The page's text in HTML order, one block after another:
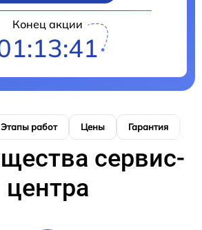
Конец акции
Этапы работ Цены Гарантия
сервис-
центра